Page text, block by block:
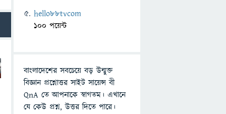
hello88tvcom
100 পয়েন্ট
বাংলাদেশের সবচেয়ে বড় উন্মুক্ত
বিজ্ঞান প্রশ্নোত্তর সাইট সায়েন্স বী
QnA তে আপনাকে স্বাগতম। এখানে
যে কেউ প্রশ্ন, উত্তর দিতে পারে।